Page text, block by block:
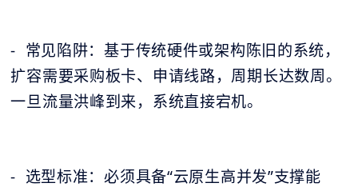
- 常见陷阱：基于传统硬件或架构陈旧的系统，
扩容需要采购板卡、申请线路，周期长达数周。
一旦流量洪峰到来，系统直接宕机。
- 选型标准：必须具备“云原生高并发”支撑能